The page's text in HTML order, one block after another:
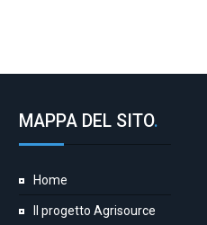
MAPPA DEL SITO.
Home
Il progetto Agrisource